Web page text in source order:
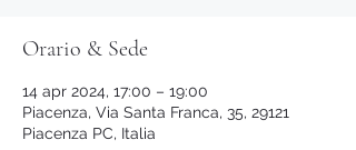
Orario & Sede
14 apr 2024, 17:00 – 19:00
Piacenza, Via Santa Franca, 35, 29121
Piacenza PC, Italia